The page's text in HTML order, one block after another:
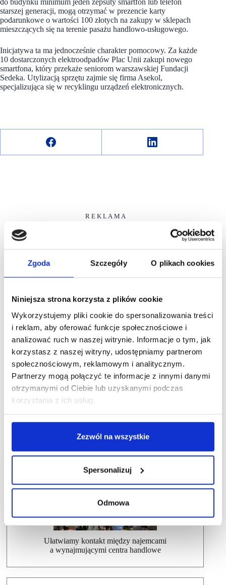
Zgoda Szczegóły O plikach cookies
Niniejsza strona korzysta z plików cookie
Wykorzystujemy pliki cookie do spersonalizowania treści
i reklam, aby oferować funkcje społecznościowe i
analizować ruch w naszej witrynie. Informacje o tym, jak
korzystasz z naszej witryny, udostępniamy partnerom
społecznościowym, reklamowym i analitycznym.
Partnerzy mogą połączyć te informacje z innymi danymi
otrzymanymi od Ciebie lub uzyskanymi podczas
korzystania z ich usług.
Zezwól na wszystkie
Spersonalizuj
Odmowa
starszej generacji, mogą otrzymać w prezencie karty
podarunkowe o wartości 100 złotych na zakupy w sklepach
mieszczących się na terenie pasażu handlowo-usługowego.
Inicjatywa ta ma jednocześnie charakter pomocowy. Za każde
10 dostarczonych elektroodpadów Plac Unii zakupi nowego
smartfona, który przekaże seniorom warszawskiej Fundacji
Sedeka. Utylizacją sprzętu zajmie się firma Asekol,
specjalizująca się w recyklingu urządzeń elektronicznych.
R E K L A M A
Dlaczego warto wziąć udział w SCF?
Ułatwiamy kontakt między najemcami
a wynajmującymi centra handlowe